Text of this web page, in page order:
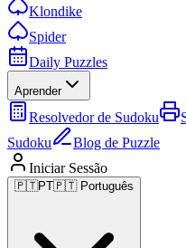
Klondike
Spider
Daily Puzzles
Aprender
Resolvedor de Sudoku
Sudoku
Blog de Puzzle
Iniciar Sessão
🇵🇹PT🇵🇹 Português